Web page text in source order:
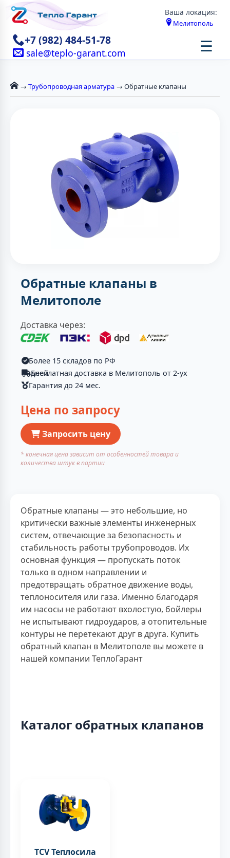
Ваша локация:
Мелитополь
+7 (982) 484-51-78
sale@teplo-garant.com ☰
→ Трубопроводная арматура → Обратные клапаны
Обратные клапаны в
Мелитополе
Доставка через:
Более 15 складов по РФ
Бесплатная доставка в Мелитополь от 2-ух дней
Гарантия до 24 мес.
Цена по запросу
Запросить цену
* конечная цена зависит от особенностей товара и
количества штук в партии
Обратные клапаны — это небольшие, но
критически важные элементы инженерных
систем, отвечающие за безопасность и
стабильность работы трубопроводов. Их
основная функция — пропускать поток
только в одном направлении и
предотвращать обратное движение воды,
теплоносителя или газа. Именно благодаря
им насосы не работают вхолостую, бойлеры
не испытывают гидроударов, а отопительные
контуры не перетекают друг в друга. Купить
обратный клапан в Мелитополе вы можете в
нашей компании ТеплоГарант
Каталог обратных клапанов
TCV Теплосила